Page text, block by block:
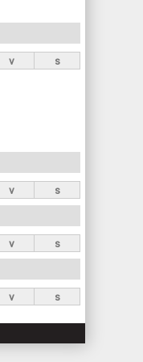
v s
v s
v s
v s